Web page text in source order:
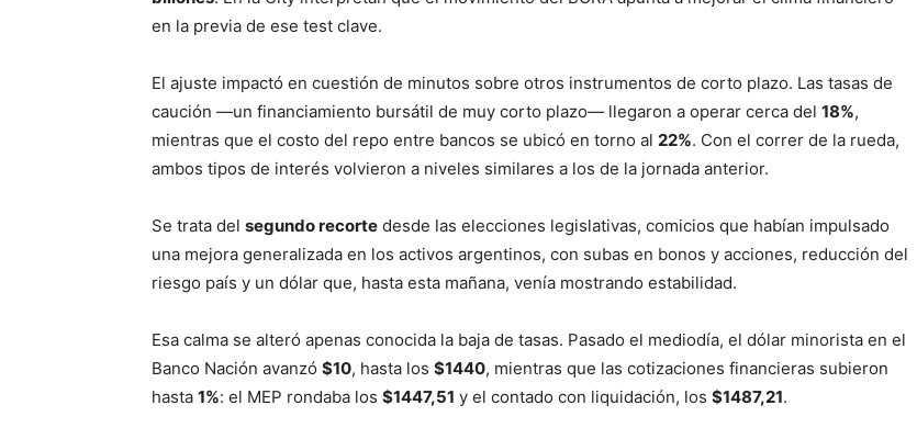
en la previa de ese test clave.
El ajuste impactó en cuestión de minutos sobre otros instrumentos de corto plazo. Las tasas de
caución —un financiamiento bursátil de muy corto plazo— llegaron a operar cerca del 18%,
mientras que el costo del repo entre bancos se ubicó en torno al 22%. Con el correr de la rueda,
ambos tipos de interés volvieron a niveles similares a los de la jornada anterior.
Se trata del segundo recorte desde las elecciones legislativas, comicios que habían impulsado
una mejora generalizada en los activos argentinos, con subas en bonos y acciones, reducción del
riesgo país y un dólar que, hasta esta mañana, venía mostrando estabilidad.
Esa calma se alteró apenas conocida la baja de tasas. Pasado el mediodía, el dólar minorista en el
Banco Nación avanzó $10, hasta los $1440, mientras que las cotizaciones financieras subieron
hasta 1%: el MEP rondaba los $1447,51 y el contado con liquidación, los $1487,21.